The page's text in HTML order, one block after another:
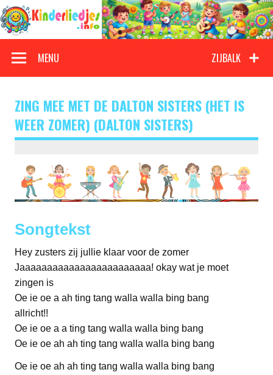
Doorgaan
naar
inhoud
Kinderliedjes
ZIJBALK
MENU
ZING MEE MET DE DALTON SISTERS (HET IS
WEER ZOMER) (DALTON SISTERS)
Songtekst
Hey zusters zij jullie klaar voor de zomer
Jaaaaaaaaaaaaaaaaaaaaaaaa! okay wat je moet
zingen is
Oe ie oe a ah ting tang walla walla bing bang
allricht!!
Oe ie oe a a ting tang walla walla bing bang
Oe ie oe ah ah ting tang walla walla bing bang
Oe ie oe ah ah ting tang walla walla bing bang